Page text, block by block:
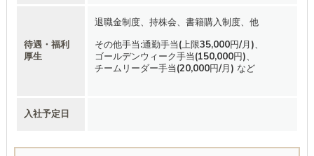
待遇・福利
厚生
退職金制度、持株会、書籍購入制度、他
その他手当:通勤手当(上限35,000円/月)、
ゴールデンウィーク手当(150,000円)、
チームリーダー手当(20,000円/月) など
入社予定日